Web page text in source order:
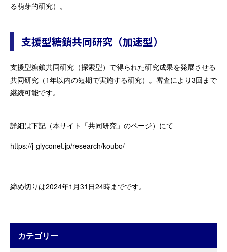
る萌芽的研究）。
支援型糖鎖共同研究（加速型）
支援型糖鎖共同研究（探索型）で得られた研究成果を発展させる
共同研究（1年以内の短期で実施する研究）。審査により3回まで
継続可能です。
詳細は下記（本サイト「共同研究」のページ）にて
https://j-glyconet.jp/research/koubo/
締め切りは2024年1月31日24時までです。
カテゴリー